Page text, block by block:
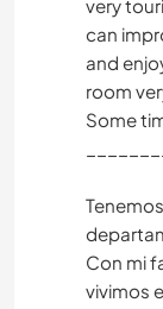
very
can
and
room
Some
Con mi
vivimos